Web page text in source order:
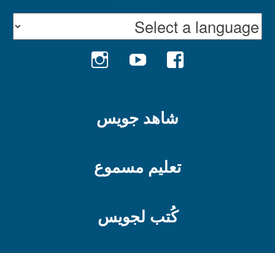
FACEBOOK
YOUTUBE
شاهد جويس
تعليم مسموع
كُتب لجويس